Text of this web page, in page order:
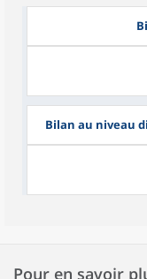
Bilan au niveau
Pour en savoir